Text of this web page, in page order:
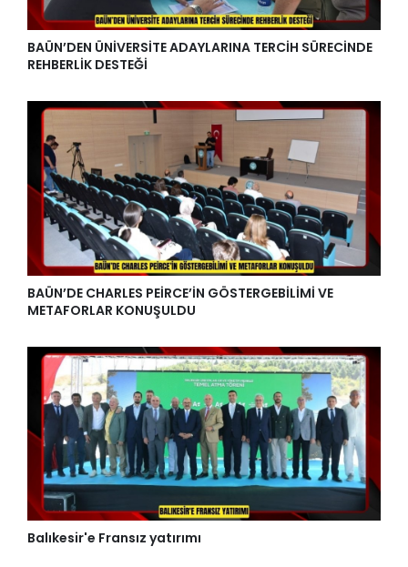
BAÜN’DEN ÜNİVERSİTE ADAYLARINA TERCİH SÜRECİNDE
REHBERLİK DESTEĞİ
BAÜN’DE CHARLES PEİRCE’İN GÖSTERGEBİLİMİ VE
METAFORLAR KONUŞULDU
Balıkesir'e Fransız yatırımı